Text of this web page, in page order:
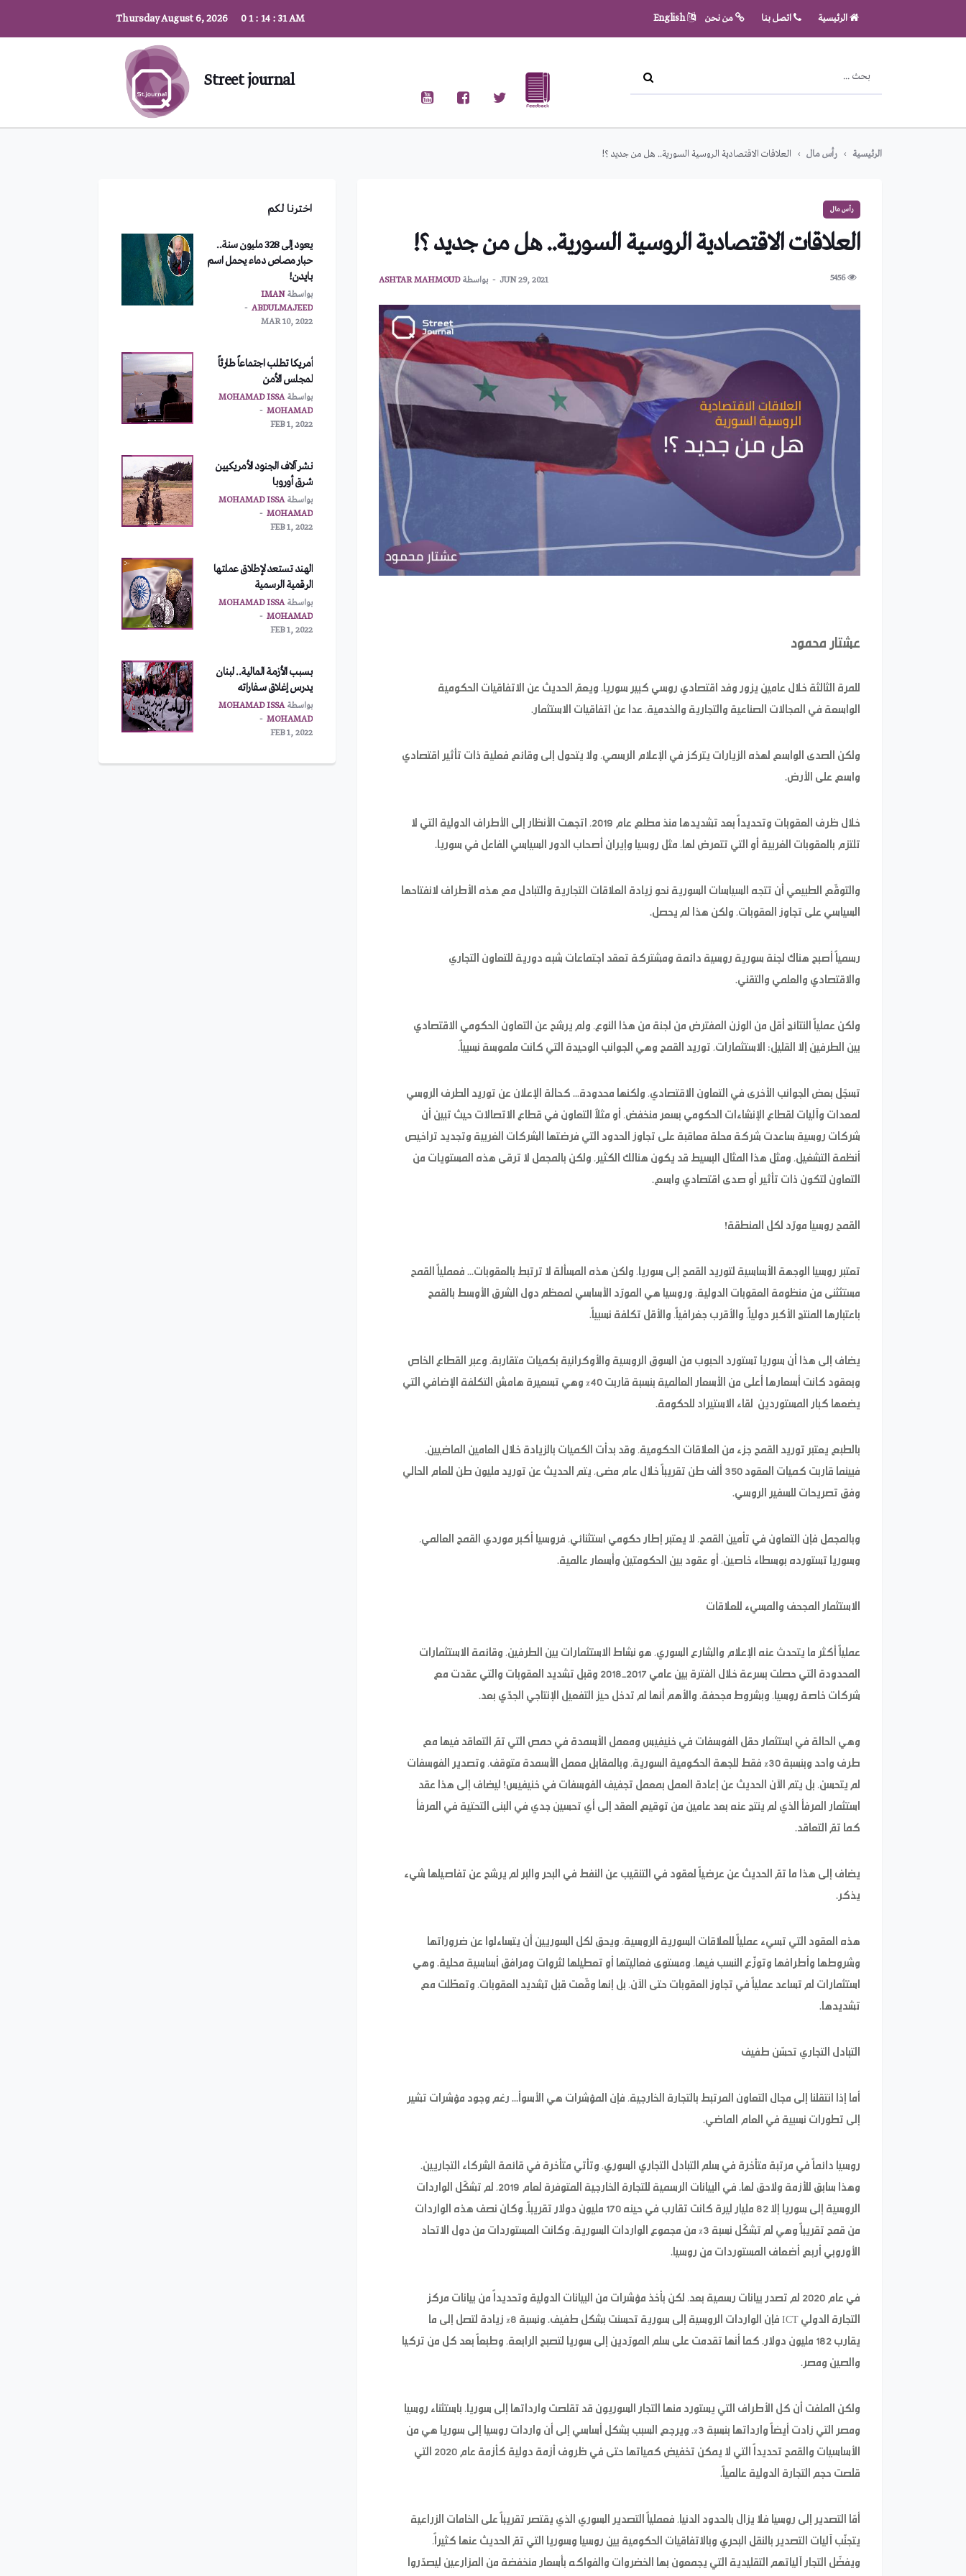
الرئيسية اتصل بنا من نحن English
Thursday August 6, 2026 0 1: 14: 32AM
Street journal
الرئيسية رأس مال العلاقات الاقتصادية الروسية السورية.. هل من جديد ؟!
رأس مال
العلاقات الاقتصادية الروسية السورية.. هل من جديد ؟!
5456
JUN 29, 2021 بواسطةASHTAR MAHMOUD
عشتار محمود
للمرة الثالثة خلال عامين يزور وفد اقتصادي روسي كبير سوريا، ويعمّ الحديث عن الاتفاقيات الحكومية
الواسعة في المجالات الصناعية والتجارية والخدمية، عدا عن اتفاقيات الاستثمار.
ولكن الصدى الواسع لهذه الزيارات يتركز في الإعلام الرسمي، ولا يتحول إلى وقائع فعلية ذات تأثير اقتصادي
واسع على الأرض.
خلال ظرف العقوبات وتحديداً بعد تشديدها منذ مطلع عام 2019، اتجهت الأنظار إلى الأطراف الدولية التي لا
تلتزم بالعقوبات الغربية أو التي تتعرض لها، مثل روسيا وإيران أصحاب الدور السياسي الفاعل في سوريا.
والتوقّع الطبيعي أن تتجه السياسات السورية نحو زيادة العلاقات التجارية والتبادل مع هذه الأطراف لانفتاحها
السياسي على تجاوز العقوبات، ولكن هذا لم يحصل.
رسمياً أصبح هناك لجنة سورية روسية دائمة ومشتركة تعقد اجتماعات شبه دورية للتعاون التجاري
والاقتصادي والعلمي والتقني.
ولكن عملياً النتائج أقل من الوزن المفترض من لجنة من هذا النوع، ولم يرشح عن التعاون الحكومي الاقتصادي
بين الطرفين إلا القليل: الاستثمارات، توريد القمح وهي الجوانب الوحيدة التي كانت ملموسة نسبياً.
تسجّل بعض الجوانب الأخرى في التعاون الاقتصادي، ولكنها محدودة... كحالة الإعلان عن توريد الطرف الروسي
لمعدات وآليات لقطاع الإنشاءات الحكومي بسعر منخفض، أو مثلاً التعاون في قطاع الاتصالات حيث تبين أن
شركات روسية ساعدت شركة محلة معاقبة على تجاوز الحدود التي فرضتها الشركات الغربية وتجديد تراخيص
أنظمة التشغيل، ومثل هذا المثال البسيط قد يكون هنالك الكثير، ولكن بالمجمل لا ترقى هذه المستويات من
التعاون لتكون ذات تأثير أو صدى اقتصادي واسع.
القمح روسيا مورّد لكل المنطقة!
تعتبر روسيا الوجهة الأساسية لتوريد القمح إلى سوريا، ولكن هذه المسألة لا ترتبط بالعقوبات... فعملياً القمح
مستثثنى من منظومة العقوبات الدولية، وروسيا هي المورّد الأساسي لمعظم دول الشرق الأوسط بالقمح
باعتبارها المنتج الأكبر دولياً، والأقرب جغرافياً، والأقل تكلفة نسبياً.
يضاف إلى هذا أن سوريا تستورد الحبوب من السوق الروسية والأوكرانية بكميات متقاربة، وعبر القطاع الخاص
وبعقود كانت أسعارها أعلى من الأسعار العالمية بنسبة قاربت 40% وهي تسعيرة هامش التكلفة الإضافي التي
يضعها كبار المستوردين لقاء الاستيراد للحكومة.
بالطبع يعتبر توريد القمح جزء من العلاقات الحكومية، وقد بدأت الكميات بالزيادة خلال العامين الماضيين.
فبينما قاربت كميات العقود 350 ألف طن تقريباً خلال عام مضى، يتم الحديث عن توريد مليون طن للعام الحالي
وفق تصريحات للسفير الروسي.
وبالمجمل فإن التعاون في تأمين القمح، لا يعتبر إطار حكومي استثنائي، فروسيا أكبر موردي القمح العالمي،
وسوريا تستورده بوسطاء خاصين، أو عقود بين الحكومتين وأسعار عالمية.
الاستثمار المجحف والمسيء للعلاقات
عملياً أكثر ما يتحدث عنه الإعلام والشارع السوري، هو نشاط الاستثمارات بين الطرفين، وقائمة الاستثمارات
المحدودة التي حصلت بسرعة خلال الفترة بين عامي 2017-2018 وقبل تشديد العقوبات والتي عقدت مع
شركات خاصة روسيا، وبشروط مجحفة، والأهم أنها لم تدخل حيز التفعيل الإنتاجي الجدّي بعد.
وهي الحالة في استثمار حقل الفوسفات في خنيفيس ومعمل الأسمدة في حمص التي تمّ التعاقد فيها مع
طرف واحد وبنسبة 30% فقط للجهة الحكومية السورية، وبالمقابل معمل الأسمدة متوقف، وتصدير الفوسفات
لم يتحسن، بل يتم الآن الحديث عن إعادة العمل بمعمل تجفيف الفوسفات في خنيفيس! ليضاف إلى هذا عقد
استثمار المرفأ الذي لم ينتج عنه بعد عامين من توقيع العقد إلى أي تحسين جدي في البنى التحتية في المرفأ
كما تمّ التعاقد.
يضاف إلى هذا ما تمّ الحديث عن عرضياً لعقود في التنقيب عن النفط في البحر والبر لم يرشح عن تفاصيلها شيء
يذكر.
هذه العقود التي تسيء عملياً للعلاقات السورية الروسية، ويحق لكل السوريين أن يتساءلوا عن ضروراتها
وشروطها وأطرافها وتوزّع النسب فيها، ومستوى فعاليتها أو تعطيلها لثروات ومرافق أساسية محلية. وهي
استثمارات لم تساعد عملياً في تجاوز العقوبات حتى الآن، بل إنها وقّعت قبل تشديد العقوبات، وتعطّلت مع
تشديدها.
التبادل التجاري تحسّن طفيف
أما إذا انتقلنا إلى مجال التعاون المرتبط بالتجارة الخارجية، فإن المؤشرات هي الأسوأ... رغم وجود مؤشرات تشير
إلى تطورات نسبية في العام الماضي.
روسيا دائماً في مرتبة متأخرة في سلم التبادل التجاري السوري، وتأتي متأخرة في قائمة الشركاء التجاريين.
وهذا سابق للأزمة ولاحق لها. في البيانات الرسمية للتجارة الخارجية المتوفرة لعام 2019، لم تشكّل الواردات
الروسية إلى سوريا إلا 82 مليار ليرة كانت تقارب في حينه 170 مليون دولار تقريباً، وكان نصف هذه الواردات
من قمح تقريباً وهي لم تشكّل نسبة 3% من مجموع الواردات السورية. وكانت المستوردات من دول الاتحاد
الأوروبي أربع أضعاف المستوردات من روسيا.
في عام 2020 لم تصدر بيانات رسمية بعد، لكن بأخذ مؤشرات من البيانات الدولية وتحديداً من بيانات مركز
التجارة الدولي ICT فإن الواردات الروسية إلى سورية تحسنت بشكل طفيف. ونسبة 8% زيادة لتصل إلى ما
يقارب 182 مليون دولار. كما أنها تقدمت على سلم المورّدين إلى سوريا لتصبح الرابعة، وطبعاً بعد كل من تركيا
والصين ومصر.
ولكن الملفت أن كل الأطراف التي يستورد منها التجار السوريون قد تقلصت وارداتها إلى سوريا، باستثناء روسيا
ومصر التي زادت أيضاً وارداتها بنسبة 3%. ويرجع السبب بشكل أساسي إلى أن واردات روسيا إلى سوريا هي من
الأساسيات والقمح تحديداً التي لا يمكن تخفيض كمياتها حتى في ظروف أزمة دولية كأزمة عام 2020 التي
قلصت حجم التجارة الدولية عالمياً.
أمّا التصدير إلى روسيا فلا يزال بالحدود الدنيا، فعملياً التصدير السوري الذي يقتصر تقريباً على الخامات الزراعية
يتجنّب آليات التصدير بالنقل البحري وبالاتفاقيات الحكومية بين روسيا وسوريا التي تمّ الحديث عنها كثيراً،
ويفضّل التجار آلياتهم التقليدية التي يجمعون بها الخضروات والفواكه بأسعار منخفضة من المزارعين ليصدّروا
اخترنا لكم
يعود إلى 328 مليون سنة..
حبار مصاص دماء يحمل اسم
بايدن!
بواسطةIMAN
ABDULMAJEED
MAR 10, 2022
أمريكا تطلب اجتماعاً طارئاً
لمجلس الأمن
بواسطةMOHAMAD ISSA
MOHAMAD
FEB 1, 2022
نشر آلاف الجنود الأمريكيين
شرق أوروبا
بواسطةMOHAMAD ISSA
MOHAMAD
FEB 1, 2022
الهند تستعد لإطلاق عملتها
الرقمية الرسمية
بواسطةMOHAMAD ISSA
MOHAMAD
FEB 1, 2022
بسبب الأزمة المالية.. لبنان
يدرس إغلاق سفاراته
بواسطةMOHAMAD ISSA
MOHAMAD
FEB 1, 2022